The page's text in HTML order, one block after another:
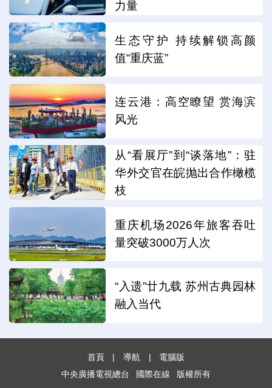
力量
生态守护 持续解锁高颜
值“重庆蓝”
连云港：高空瞭望 赏海滨
风光
从“看展厅”到“谈落地”：驻
华外交官在皖抛出合作橄榄
枝
重庆机场2026年旅客吞吐
量突破3000万人次
“入遗”廿九载 苏州古典园林
融入当代
首頁 | 導航 |
電腦版
中央廣播電視總台
國際在線 版權所有